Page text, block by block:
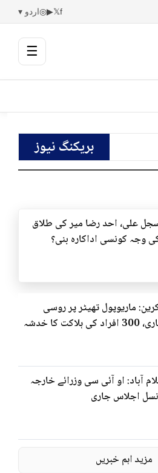
f
𝕏
▶
◎اردو ▾
☰
بریکنگ نیوز
علی، احد رضا میر کی طلاق
وجہ کونسی اداکارہ بنی؟
ماریوپول تھیٹر پر روسی
کی ہلاکت کا خدشہ
آباد: او آئی سی وزرائے خارجہ
اجلاس جاری
مزید اہم خبریں